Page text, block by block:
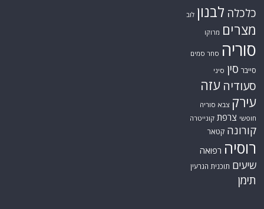
כלכלה לבנון לוב
מצרים מרוקו
סוריה סחר סמים
סייבר סין סיני
סעודיה עזה
עירק צבא סוריה
חופשי צרפת קונייטרה
קורונה קטאר
רוסיה רפואה
שיעים תוכנית הגרעין
תימן